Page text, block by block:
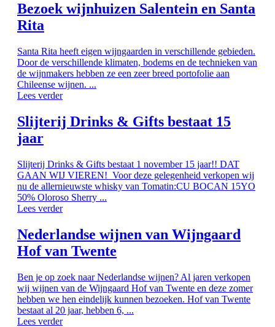
Bezoek wijnhuizen Salentein en Santa
Rita
Santa Rita heeft eigen wijngaarden in verschillende gebieden.
Door de verschillende klimaten, bodems en de technieken van
de wijnmakers hebben ze een zeer breed portofolie aan
Chileense wijnen. ...
Lees verder
Slijterij Drinks & Gifts bestaat 15
jaar
Slijterij Drinks & Gifts bestaat 1 november 15 jaar!! DAT
GAAN WIJ VIEREN! Voor deze gelegenheid verkopen wij
nu de allernieuwste whisky van Tomatin:CU BOCAN 15YO
50% Oloroso Sherry ...
Lees verder
Nederlandse wijnen van Wijngaard
Hof van Twente
Ben je op zoek naar Nederlandse wijnen? Al jaren verkopen
wij wijnen van de Wijngaard Hof van Twente en deze zomer
hebben we hen eindelijk kunnen bezoeken. Hof van Twente
bestaat al 20 jaar, hebben 6, ...
Lees verder